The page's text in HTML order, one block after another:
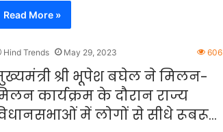
Read More »
Hind Trends May 29, 2023 606
श्री भूपेश बघेल ने मिलन-
कार्यक्रम के दौरान राज्य
में लोगों से सीधे रूबरू…